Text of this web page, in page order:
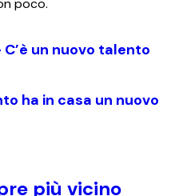
un nuovo talento
ha in casa un nuovo
più vicino